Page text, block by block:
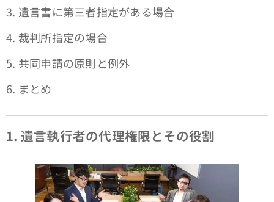
3. 遺言書に第三者指定がある場合
4. 裁判所指定の場合
5. 共同申請の原則と例外
6. まとめ
1. 遺言執行者の代理権限とその役割